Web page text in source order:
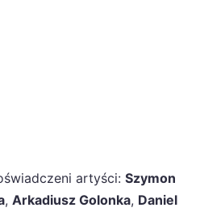
artyści: Szymon
, Arkadiusz Golonka, Daniel